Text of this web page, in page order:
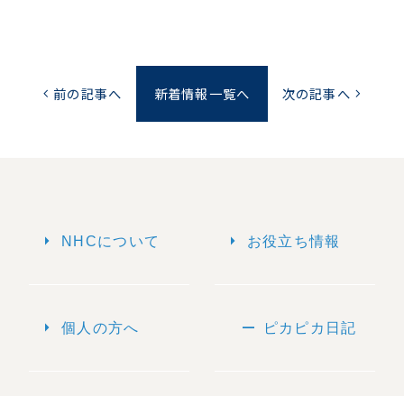
chevron_left 前の記事へ 新着情報一覧へ 次の記事へ chevron_right
arrow_right NHCについて
arrow_right 個人の方へ
arrow_right お役立ち情報
remove ピカピカ日記